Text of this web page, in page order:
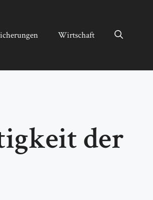
Wirtschaft
der